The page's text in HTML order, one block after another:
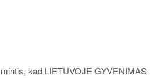
kad LIETUVOJE GYVENIMAS